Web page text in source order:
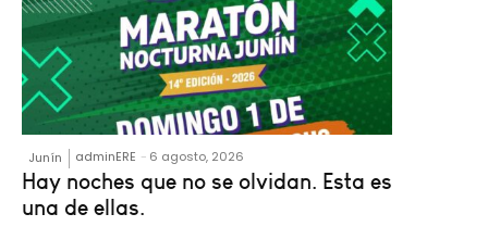
Junín adminERE - 6 agosto, 2026
Hay noches que no se olvidan. Esta es
una de ellas.